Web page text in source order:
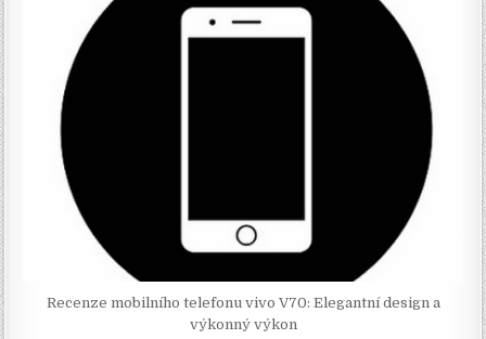
Recenze mobilního telefonu vivo V70: Elegantní design a
výkonný výkon